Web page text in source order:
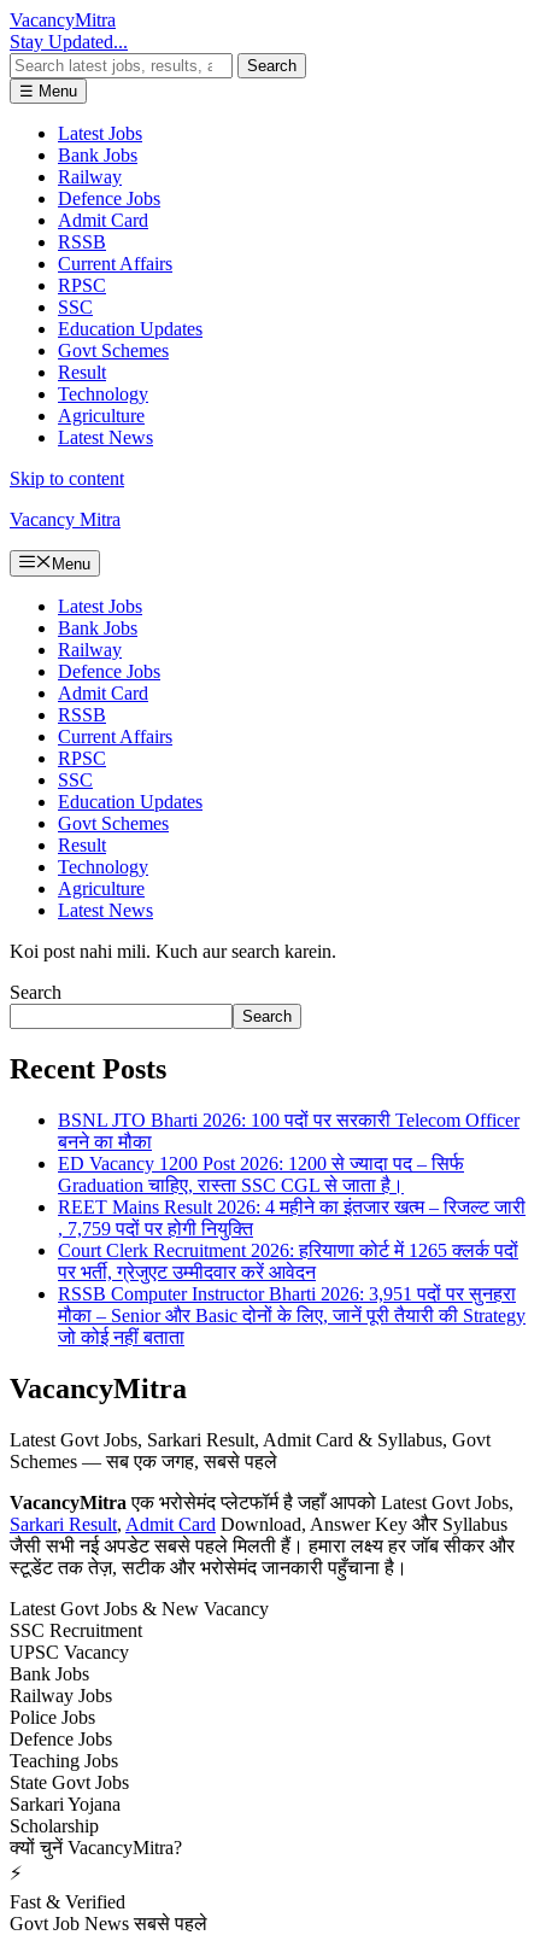
VacancyMitra
Stay Updated...
Search
☰ Menu
Latest Jobs
Bank Jobs
Railway
Defence Jobs
Admit Card
RSSB
Current Affairs
RPSC
SSC
Education Updates
Govt Schemes
Result
Technology
Agriculture
Latest News
Skip to content
Vacancy Mitra
Menu
Latest Jobs
Bank Jobs
Railway
Defence Jobs
Admit Card
RSSB
Current Affairs
RPSC
SSC
Education Updates
Govt Schemes
Result
Technology
Agriculture
Latest News
Koi post nahi mili. Kuch aur search karein.
Search
Search
Recent Posts
BSNL JTO Bharti 2026: 100 पदों पर सरकारी Telecom Officer
बनने का मौका
ED Vacancy 1200 Post 2026: 1200 से ज्यादा पद – सिर्फ
Graduation चाहिए, रास्ता SSC CGL से जाता है।
REET Mains Result 2026: 4 महीने का इंतजार खत्म – रिजल्ट जारी
, 7,759 पदों पर होगी नियुक्ति
Court Clerk Recruitment 2026: हरियाणा कोर्ट में 1265 क्लर्क पदों
पर भर्ती, ग्रेजुएट उम्मीदवार करें आवेदन
RSSB Computer Instructor Bharti 2026: 3,951 पदों पर सुनहरा
मौका – Senior और Basic दोनों के लिए, जानें पूरी तैयारी की Strategy
जो कोई नहीं बताता
VacancyMitra
Latest Govt Jobs, Sarkari Result, Admit Card & Syllabus, Govt
Schemes — सब एक जगह, सबसे पहले
VacancyMitra एक भरोसेमंद प्लेटफॉर्म है जहाँ आपको Latest Govt Jobs,
Sarkari Result, Admit Card Download, Answer Key और Syllabus
जैसी सभी नई अपडेट सबसे पहले मिलती हैं। हमारा लक्ष्य हर जॉब सीकर और
स्टूडेंट तक तेज़, सटीक और भरोसेमंद जानकारी पहुँचाना है।
Latest Govt Jobs & New Vacancy
SSC Recruitment
UPSC Vacancy
Bank Jobs
Railway Jobs
Police Jobs
Defence Jobs
Teaching Jobs
State Govt Jobs
Sarkari Yojana
Scholarship
क्यों चुनें VacancyMitra?
⚡
Fast & Verified
Govt Job News सबसे पहले